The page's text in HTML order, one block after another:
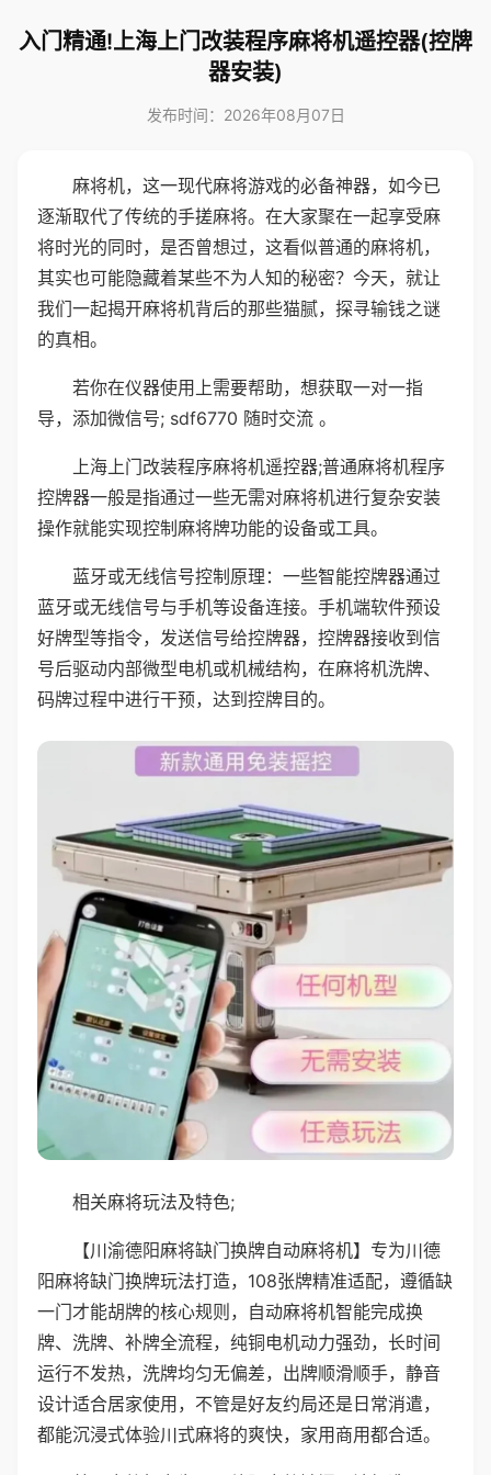
入门精通!上海上门改装程序麻将机遥控器(控牌
器安装)
发布时间：2026年08月07日
麻将机，这一现代麻将游戏的必备神器，如今已
逐渐取代了传统的手搓麻将。在大家聚在一起享受麻
将时光的同时，是否曾想过，这看似普通的麻将机，
其实也可能隐藏着某些不为人知的秘密？今天，就让
我们一起揭开麻将机背后的那些猫腻，探寻输钱之谜
的真相。
若你在仪器使用上需要帮助，想获取一对一指
导，添加微信号; sdf6770 随时交流 。
上海上门改装程序麻将机遥控器;普通麻将机程序
控牌器一般是指通过一些无需对麻将机进行复杂安装
操作就能实现控制麻将牌功能的设备或工具。
蓝牙或无线信号控制原理：一些智能控牌器通过
蓝牙或无线信号与手机等设备连接。手机端软件预设
好牌型等指令，发送信号给控牌器，控牌器接收到信
号后驱动内部微型电机或机械结构，在麻将机洗牌、
码牌过程中进行干预，达到控牌目的。
相关麻将玩法及特色;
【川渝德阳麻将缺门换牌自动麻将机】专为川德
阳麻将缺门换牌玩法打造，108张牌精准适配，遵循缺
一门才能胡牌的核心规则，自动麻将机智能完成换
牌、洗牌、补牌全流程，纯铜电机动力强劲，长时间
运行不发热，洗牌均匀无偏差，出牌顺滑顺手，静音
设计适合居家使用，不管是好友约局还是日常消遣，
都能沉浸式体验川式麻将的爽快，家用商用都合适。